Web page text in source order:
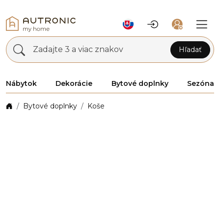
Zadajte 3 a viac znakov Hľadať
Nábytok Dekorácie Bytové doplnky Sezóna
Bytové doplnky Koše